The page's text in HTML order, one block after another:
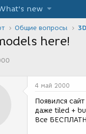
new
Общие вопросы
here!
4 май 2000
Появился
даже tiled +
Все